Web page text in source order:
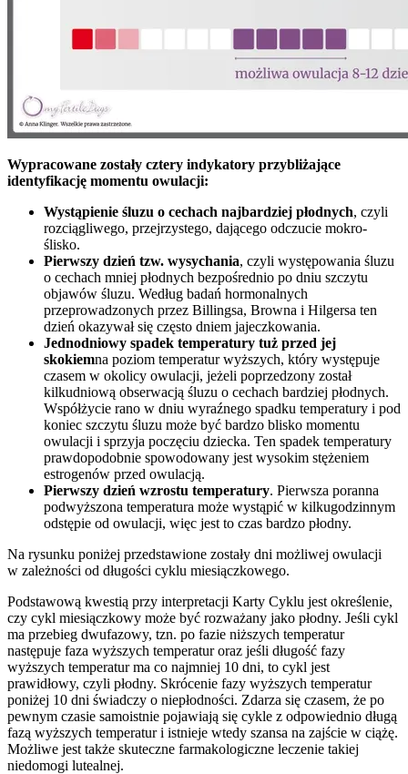
Wypracowane zostały cztery indykatory przybliżające
identyfikację momentu owulacji:
Wystąpienie śluzu o cechach najbardziej płodnych, czyli
rozciągliwego, przejrzystego, dającego odczucie mokro-
ślisko.
Pierwszy dzień tzw. wysychania, czyli występowania śluzu
o cechach mniej płodnych bezpośrednio po dniu szczytu
objawów śluzu. Według badań hormonalnych
przeprowadzonych przez Billingsa, Browna i Hilgersa ten
dzień okazywał się często dniem jajeczkowania.
Jednodniowy spadek temperatury tuż przed jej
skokiemna poziom temperatur wyższych, który występuje
czasem w okolicy owulacji, jeżeli poprzedzony został
kilkudniową obserwacją śluzu o cechach bardziej płodnych.
Współżycie rano w dniu wyraźnego spadku temperatury i pod
koniec szczytu śluzu może być bardzo blisko momentu
owulacji i sprzyja poczęciu dziecka. Ten spadek temperatury
prawdopodobnie spowodowany jest wysokim stężeniem
estrogenów przed owulacją.
Pierwszy dzień wzrostu temperatury. Pierwsza poranna
podwyższona temperatura może wystąpić w kilkugodzinnym
odstępie od owulacji, więc jest to czas bardzo płodny.
Na rysunku poniżej przedstawione zostały dni możliwej owulacji
w zależności od długości cyklu miesiączkowego.
Podstawową kwestią przy interpretacji Karty Cyklu jest określenie,
czy cykl miesiączkowy może być rozważany jako płodny. Jeśli cykl
ma przebieg dwufazowy, tzn. po fazie niższych temperatur
następuje faza wyższych temperatur oraz jeśli długość fazy
wyższych temperatur ma co najmniej 10 dni, to cykl jest
prawidłowy, czyli płodny. Skrócenie fazy wyższych temperatur
poniżej 10 dni świadczy o niepłodności. Zdarza się czasem, że po
pewnym czasie samoistnie pojawiają się cykle z odpowiednio długą
fazą wyższych temperatur i istnieje wtedy szansa na zajście w ciążę.
Możliwe jest także skuteczne farmakologiczne leczenie takiej
niedomogi lutealnej.